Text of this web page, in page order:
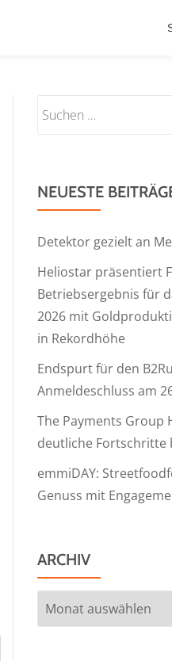
NEUESTE
Detektor gezielt an
Heliostar präsentiert
Betriebsergebnis für
2026 mit
in Rekordhöhe
Endspurt für den
Anmeldeschluss am
The Payments Group
deutliche Fortschritte
emmiDAY:
Genuss mit
ARCHIV
Archiv